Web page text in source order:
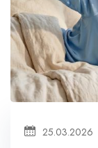
25.03.2026